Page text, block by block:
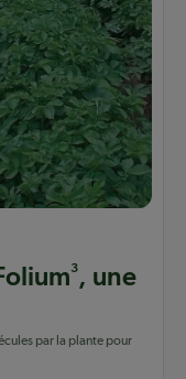
3, une
par la plante pour